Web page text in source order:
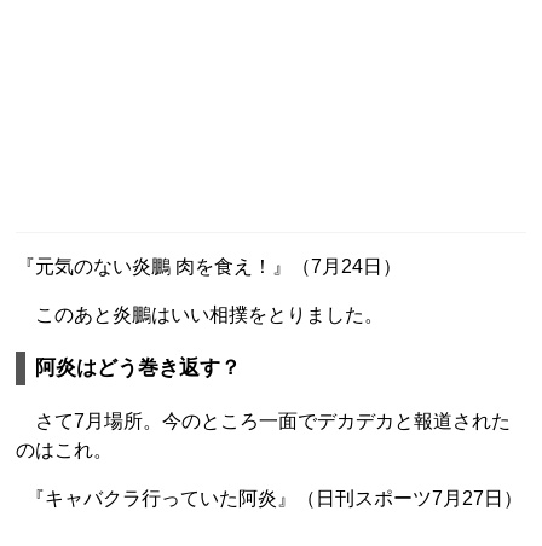
『元気のない炎鵬 肉を食え！』（7月24日）
このあと炎鵬はいい相撲をとりました。
阿炎はどう巻き返す？
さて7月場所。今のところ一面でデカデカと報道された
のはこれ。
『キャバクラ行っていた阿炎』（日刊スポーツ7月27日）